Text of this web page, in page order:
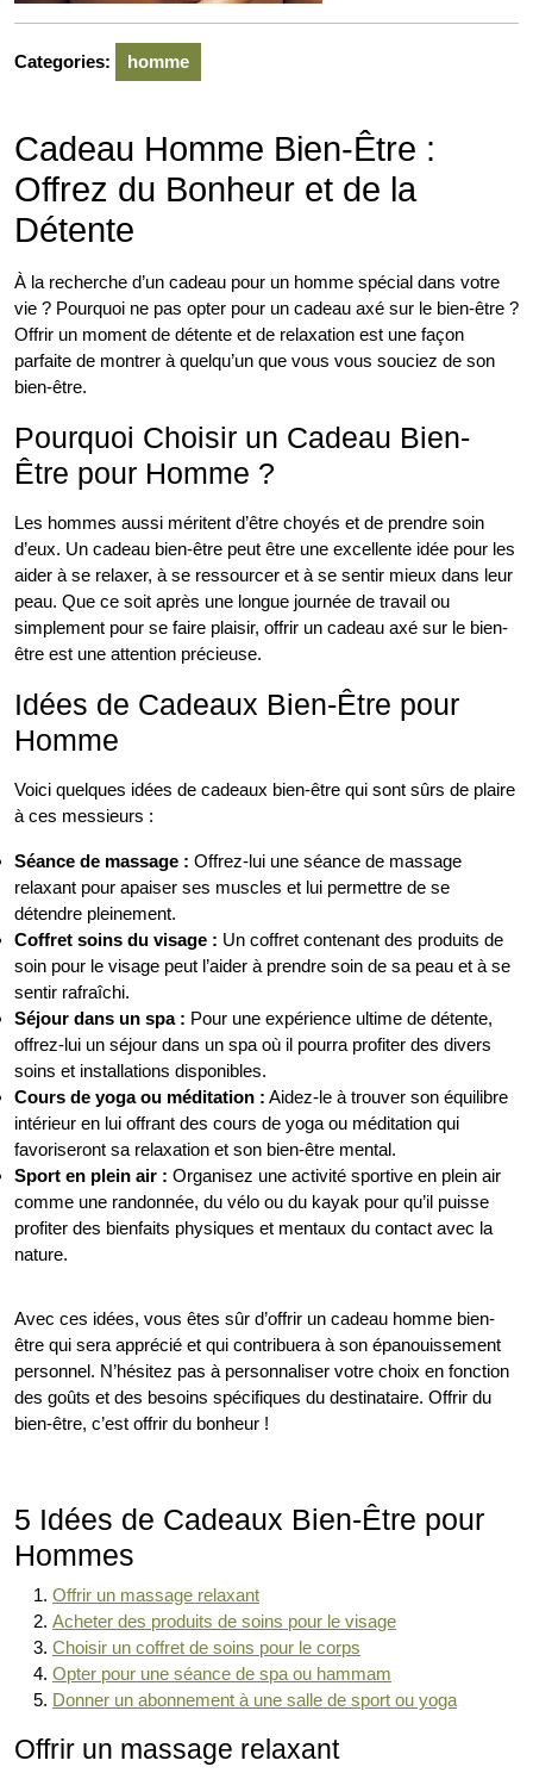
Categories: homme
Cadeau Homme Bien-Être :
Offrez du Bonheur et de la
Détente
À la recherche d’un cadeau pour un homme spécial dans votre
vie ? Pourquoi ne pas opter pour un cadeau axé sur le bien-être ?
Offrir un moment de détente et de relaxation est une façon
parfaite de montrer à quelqu’un que vous vous souciez de son
bien-être.
Pourquoi Choisir un Cadeau Bien-
Être pour Homme ?
Les hommes aussi méritent d’être choyés et de prendre soin
d’eux. Un cadeau bien-être peut être une excellente idée pour les
aider à se relaxer, à se ressourcer et à se sentir mieux dans leur
peau. Que ce soit après une longue journée de travail ou
simplement pour se faire plaisir, offrir un cadeau axé sur le bien-
être est une attention précieuse.
Idées de Cadeaux Bien-Être pour
Homme
Voici quelques idées de cadeaux bien-être qui sont sûrs de plaire
à ces messieurs :
Séance de massage : Offrez-lui une séance de massage
relaxant pour apaiser ses muscles et lui permettre de se
détendre pleinement.
Coffret soins du visage : Un coffret contenant des produits de
soin pour le visage peut l’aider à prendre soin de sa peau et à se
sentir rafraîchi.
Séjour dans un spa : Pour une expérience ultime de détente,
offrez-lui un séjour dans un spa où il pourra profiter des divers
soins et installations disponibles.
Cours de yoga ou méditation : Aidez-le à trouver son équilibre
intérieur en lui offrant des cours de yoga ou méditation qui
favoriseront sa relaxation et son bien-être mental.
Sport en plein air : Organisez une activité sportive en plein air
comme une randonnée, du vélo ou du kayak pour qu’il puisse
profiter des bienfaits physiques et mentaux du contact avec la
nature.
Avec ces idées, vous êtes sûr d’offrir un cadeau homme bien-
être qui sera apprécié et qui contribuera à son épanouissement
personnel. N’hésitez pas à personnaliser votre choix en fonction
des goûts et des besoins spécifiques du destinataire. Offrir du
bien-être, c’est offrir du bonheur !
5 Idées de Cadeaux Bien-Être pour
Hommes
Offrir un massage relaxant
Acheter des produits de soins pour le visage
Choisir un coffret de soins pour le corps
Opter pour une séance de spa ou hammam
Donner un abonnement à une salle de sport ou yoga
Offrir un massage relaxant